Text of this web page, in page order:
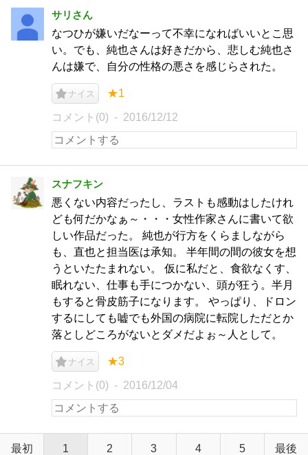
サリさん
なつひが嫌いだなーって不幸になればいいとこ思
い。でも、純也さんは好きだから、悲しむ純也さ
んは嫌で、自分の性格の悪さを感じらされた。
ナイス ★1
コメント(0) 2016/12/12
スナフキン
悪くない内容だったし、ラストも感動はしたけれ
ども何だかなぁ～・・・女性作家さんに書いて欲
しい作品だった。 純也が行方をくらましながら
も、直也と担当医は承知。 半年間の間の彼女を想
うといたたまれない。 仮に私だと、食欲なくす、
眠れない、仕事も手につかない、頭が狂う。半月
もすると骨皮筋子になります。 やっぱり、ドロン
するにしても嘘でも外国の病院に転院しただとか
落としどころがないとダメだよぉ～人として。
ナイス ★3
コメント(0) 2016/12/04
最初 1 2 3 4 5 最後